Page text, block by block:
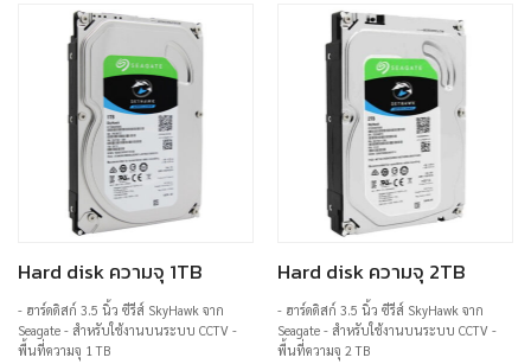
฿4,200.00. ฿3,850.00.
Hard disk ความจุ 1TB
- ฮาร์ดดิสก์ 3.5 นิ้ว ซีรีส์ SkyHawk จาก
Seagate - สำหรับใช้งานบนระบบ CCTV -
พื้นที่ความจุ 1 TB
Hard disk ความจุ 2TB
- ฮาร์ดดิสก์ 3.5 นิ้ว ซีรีส์ SkyHawk จาก
Seagate - สำหรับใช้งานบนระบบ CCTV -
พื้นที่ความจุ 2 TB